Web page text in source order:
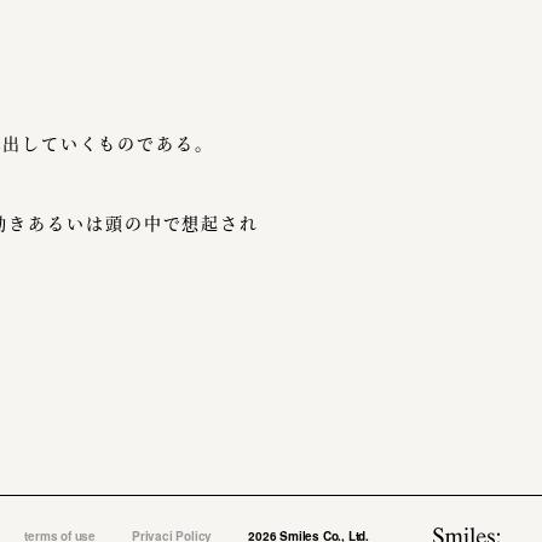
していくものである。
あるいは頭の中で想起され
terms of use Privaci Policy 2026 Smiles Co., Ltd.